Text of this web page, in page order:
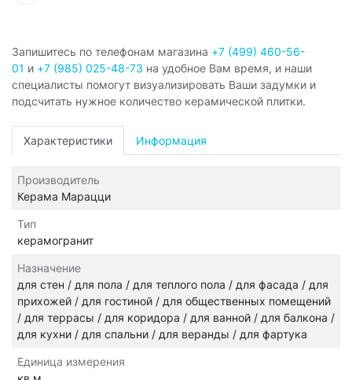
Запишитесь по телефонам магазина +7 (499) 460-56-
01 и +7 (985) 025-48-73 на удобное Вам время, и наши
специалисты помогут визуализировать Ваши задумки и
подсчитать нужное количество керамической плитки.
Характеристики Информация
Производитель
Керама Марацци
Тип
керамогранит
Назначение
для стен / для пола / для теплого пола / для фасада / для
прихожей / для гостиной / для общественных помещений
/ для террасы / для коридора / для ванной / для балкона /
для кухни / для спальни / для веранды / для фартука
Единица измерения